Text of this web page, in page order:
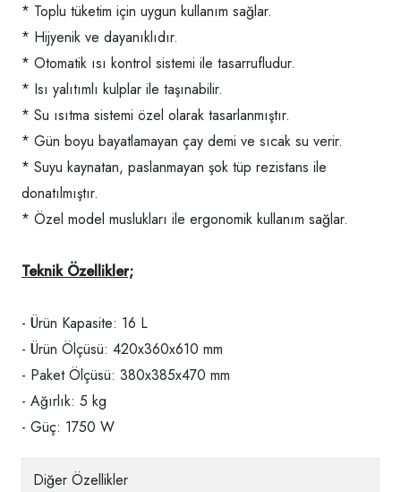
* Toplu tüketim için uygun kullanım sağlar.
* Hijyenik ve dayanıklıdır.
* Otomatik ısı kontrol sistemi ile tasarrufludur.
* Isı yalıtımlı kulplar ile taşınabilir.
* Su ısıtma sistemi özel olarak tasarlanmıştır.
* Gün boyu bayatlamayan çay demi ve sıcak su verir.
* Suyu kaynatan, paslanmayan şok tüp rezistans ile
donatılmıştır.
* Özel model muslukları ile ergonomik kullanım sağlar.
Teknik Özellikler;
- Ürün Kapasite: 16 L
- Ürün Ölçüsü: 420x360x610 mm
- Paket Ölçüsü: 380x385x470 mm
- Ağırlık: 5 kg
- Güç: 1750 W
Diğer Özellikler